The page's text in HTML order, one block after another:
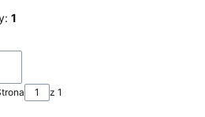
1
z 1